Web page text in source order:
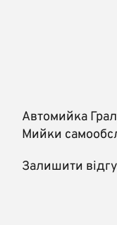
Автомийка
Мийки
Залишити